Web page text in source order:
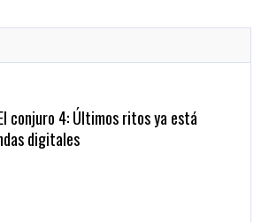
conjuro 4: Últimos ritos ya está
digitales